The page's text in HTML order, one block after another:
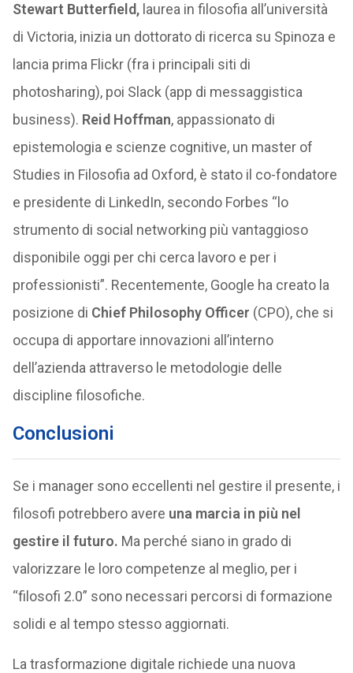
Stewart Butterfield,laurea in filosofia all’università
di Victoria, inizia un dottorato di ricerca su Spinoza e
lancia prima Flickr (fra i principali siti di
photosharing), poi Slack (app di messaggistica
business). Reid Hoffman, appassionato di
epistemologia e scienze cognitive, un master of
Studies in Filosofia ad Oxford, è stato il co-fondatore
e presidente di LinkedIn, secondo Forbes “lo
strumento di social networking più vantaggioso
disponibile oggi per chi cerca lavoro e per i
professionisti”. Recentemente, Google ha creato la
posizione di Chief Philosophy Officer (CPO), che si
occupa di apportare innovazioni all’interno
dell’azienda attraverso le metodologie delle
discipline filosofiche.
Conclusioni
Se i manager sono eccellenti nel gestire il presente, i
filosofi potrebbero avere una marcia in più nel
gestire il futuro. Ma perché siano in grado di
valorizzare le loro competenze al meglio, per i
“filosofi 2.0” sono necessari percorsi di formazione
solidi e al tempo stesso aggiornati.
La trasformazione digitale richiede una nuova